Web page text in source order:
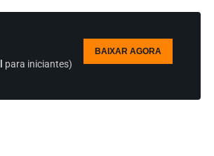
para iniciantes)
BAIXAR AGORA